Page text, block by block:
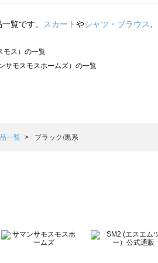
覧です。 スカートやシャツ・ブラウス、
モス）の一覧
サモスモスホームズ）の一覧
ツハルバイサマンサモスモス）の一覧
モスモス ラーゴム）の一覧
ー）の一覧
覧
一覧 ブラック/黒系